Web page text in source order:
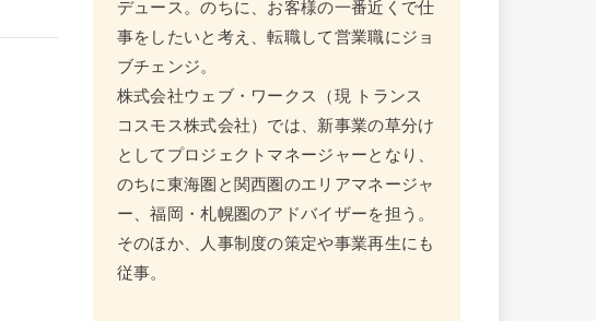
デュース。のちに、お客様の一番近くで仕
事をしたいと考え、転職して営業職にジョ
ブチェンジ。
株式会社ウェブ・ワークス（現 トランス
コスモス株式会社）では、新事業の草分け
としてプロジェクトマネージャーとなり、
のちに東海圏と関西圏のエリアマネージャ
ー、福岡・札幌圏のアドバイザーを担う。
そのほか、人事制度の策定や事業再生にも
従事。